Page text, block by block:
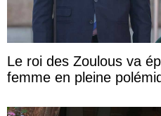
Le roi des Zoulous va
femme en pleine